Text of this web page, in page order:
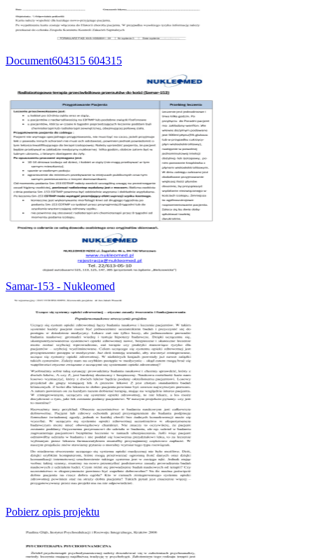
Document604315 604315
Samar-153 - Nukleomed
Pobierz opis projektu